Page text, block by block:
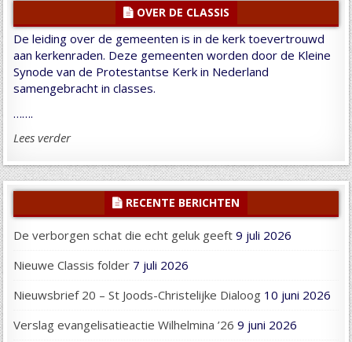
OVER DE CLASSIS
De leiding over de gemeenten is in de kerk toevertrouwd
aan kerkenraden. Deze gemeenten worden door de Kleine
Synode van de Protestantse Kerk in Nederland
samengebracht in classes.
…….
Lees verder
RECENTE BERICHTEN
De verborgen schat die echt geluk geeft 9 juli 2026
Nieuwe Classis folder 7 juli 2026
Nieuwsbrief 20 – St Joods-Christelijke Dialoog 10 juni 2026
Verslag evangelisatieactie Wilhelmina ’26 9 juni 2026